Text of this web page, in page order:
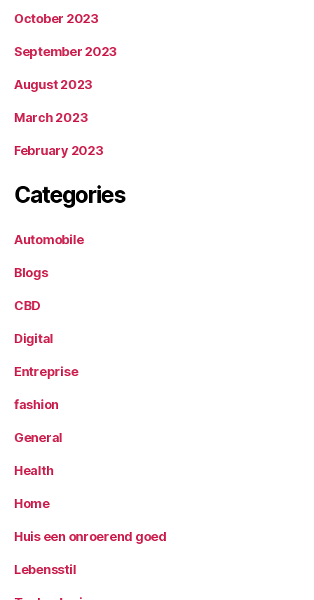
October 2023
September 2023
August 2023
March 2023
February 2023
Categories
Automobile
Blogs
CBD
Digital
Entreprise
fashion
General
Health
Home
Huis een onroerend goed
Lebensstil